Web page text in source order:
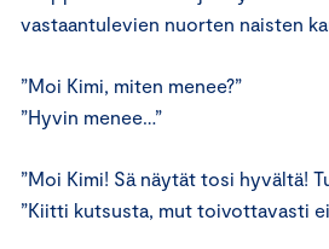
vastaantulevien nuorten naisten
”Moi Kimi, miten menee?”
”Hyvin menee…”
”Moi Kimi! Sä näytät tosi hyvältä!
”Kiitti kutsusta, mut toivottavasti